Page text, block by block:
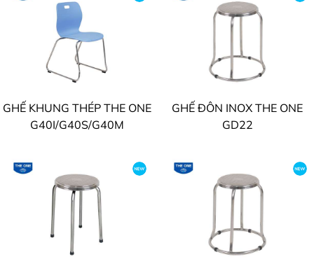
GHẾ KHUNG THÉP THE ONE
G40I/G40S/G40M
GHẾ ĐÔN INOX THE ONE
GD22